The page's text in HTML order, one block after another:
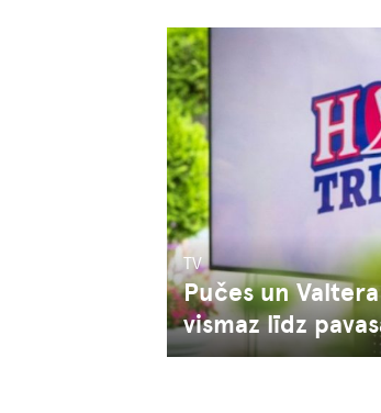
TV
Pučes un
vismaz līdz